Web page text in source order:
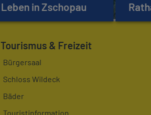
Leben in Zschopau
Tourismus & Freizeit
Bürgersaal
Schloss Wildeck
Bäder
Touristinformation